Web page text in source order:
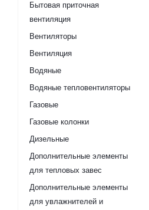
Бытовая приточная
вентиляция
Вентиляторы
Вентиляция
Водяные
Водяные тепловентиляторы
Газовые
Газовые колонки
Дизельные
Дополнительные элементы
для тепловых завес
Дополнительные элементы
для увлажнителей и